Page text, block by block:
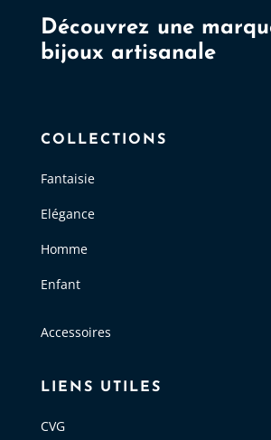
Découvrez une
bijoux artisanale
COLLECTIONS
Fantaisie
Elégance
Homme
Enfant
Accessoires
LIENS UTILES
CVG